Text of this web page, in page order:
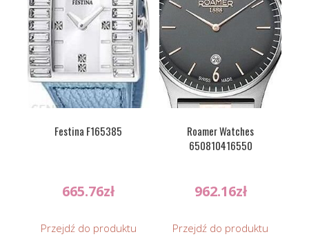
Festina F165385
665.76zł
Przejdź do produktu
Roamer Watches
650810416550
962.16zł
Przejdź do produktu